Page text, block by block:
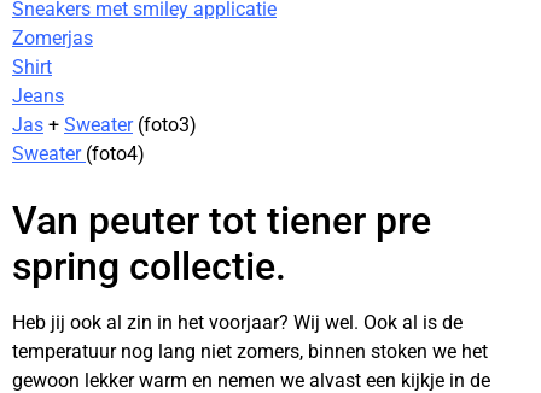
Sneakers met smiley applicatie
Zomerjas
Shirt
Jeans
Jas + Sweater(foto3)
Sweater (foto4)
Van peuter tot tiener pre
spring collectie.
Heb jij ook al zin in het voorjaar? Wij wel. Ook al is de
temperatuur nog lang niet zomers, binnen stoken we het
gewoon lekker warm en nemen we alvast een kijkje in de